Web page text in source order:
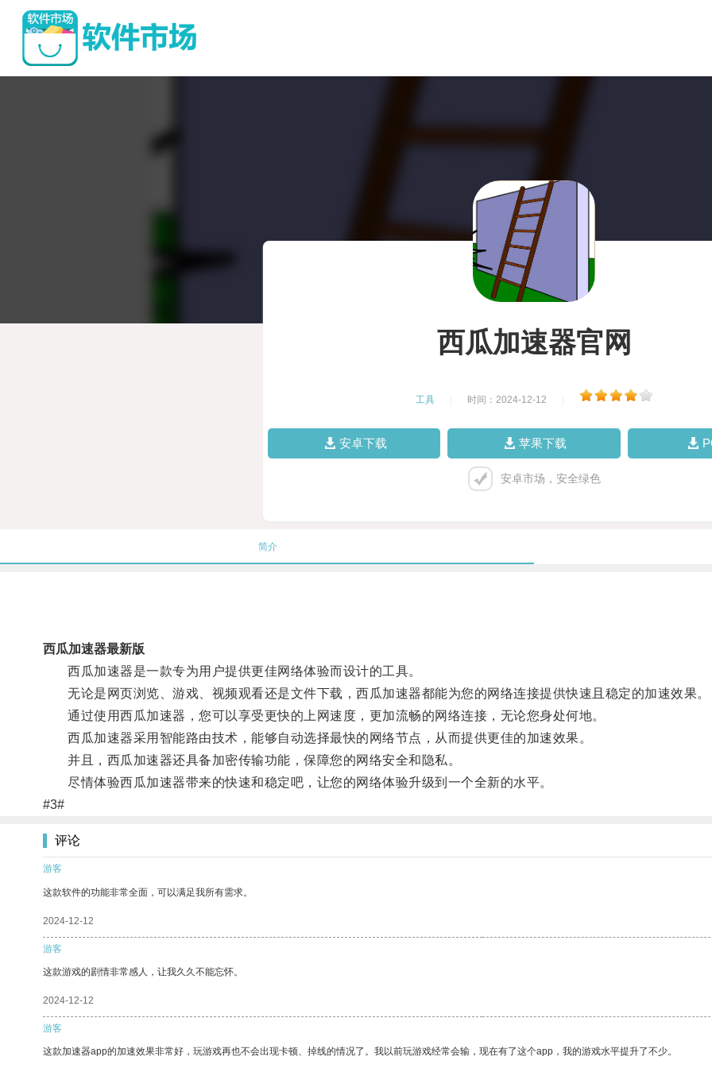
西瓜加速器官网
工具 时间：2024-12-12
安卓下载 苹果下载
安卓市场，安全绿色
简介
西瓜加速器最新版
西瓜加速器是一款专为用户提供更佳网络体验而设计的工具。
无论是网页浏览、游戏、视频观看还是文件下载，西瓜加速器都能为您的网络连接提供快速且稳定的加速效果。
通过使用西瓜加速器，您可以享受更快的上网速度，更加流畅的网络连接，无论您身处何地。
西瓜加速器采用智能路由技术，能够自动选择最快的网络节点，从而提供更佳的加速效果。
并且，西瓜加速器还具备加密传输功能，保障您的网络安全和隐私。
尽情体验西瓜加速器带来的快速和稳定吧，让您的网络体验升级到一个全新的水平。
#3#
评论
游客
这款软件的功能非常全面，可以满足我所有需求。
2024-12-12
游客
这款游戏的剧情非常感人，让我久久不能忘怀。
2024-12-12
游客
这款加速器app的加速效果非常好，玩游戏再也不会出现卡顿、掉线的情况了。我以前玩游戏经常会输，现在有了这个app，我的游戏水平提升了不少。